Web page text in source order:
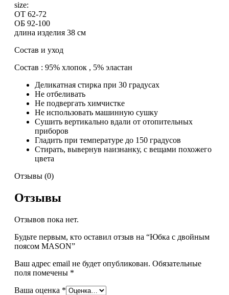
size:
ОТ 62-72
ОБ 92-100
длина изделия 38 см
Состав и уход
Состав : 95% хлопок , 5% эластан
Деликатная стирка при 30 градусах
Не отбеливать
Не подвергать химчистке
Не использовать машинную сушку
Сушить вертикально вдали от отопительных
приборов
Гладить при температуре до 150 градусов
Стирать, вывернув наизнанку, с вещами похожего
цвета
Отзывы (0)
Отзывы
Отзывов пока нет.
Будьте первым, кто оставил отзыв на “Юбка с двойным
поясом MASON”
Ваш адрес email не будет опубликован. Обязательные
поля помечены *
Ваша оценка *